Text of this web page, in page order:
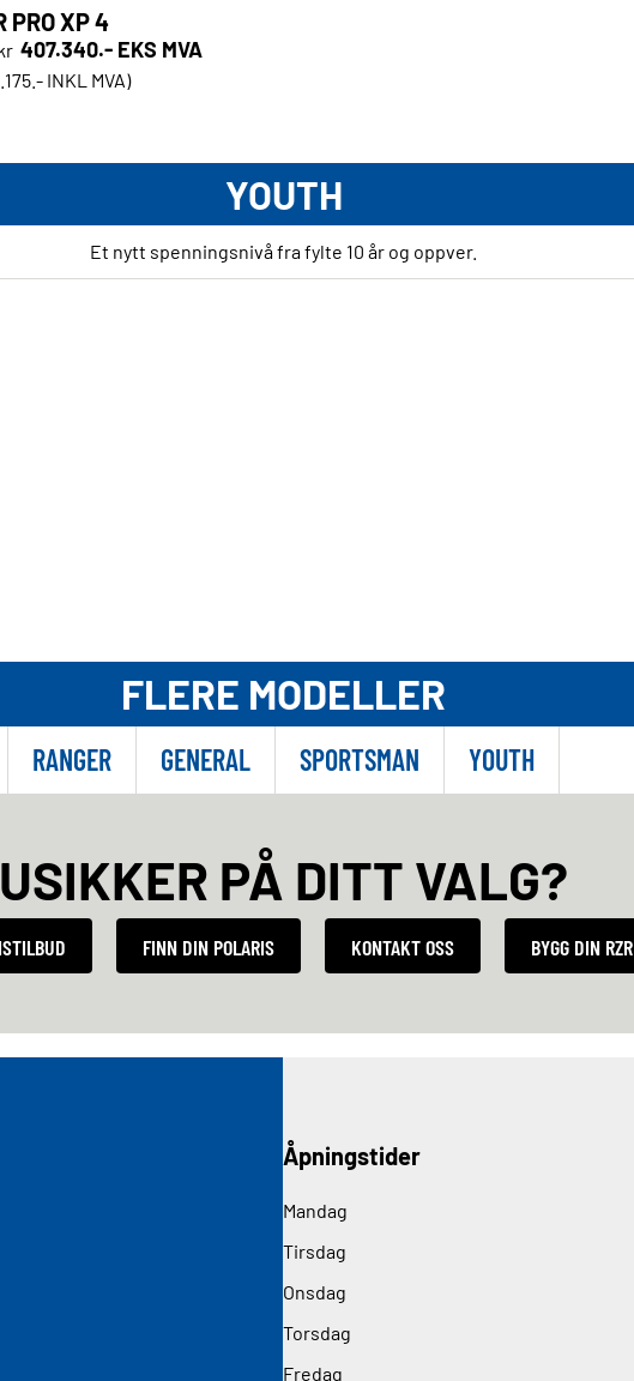
PRO XP 4
407.340.- EKS MVA
INKL MVA)
YOUTH
Et nytt spenningsnivå fra fylte 10 år og oppver.
FLERE MODELLER
RANGER GENERAL SPORTSMAN YOUTH
USIKKER PÅ DITT VALG?
FINN DIN POLARIS KONTAKT OSS BYGG DIN RZR
Åpningstider
Mandag
Tirsdag
Onsdag
Torsdag
Fredag